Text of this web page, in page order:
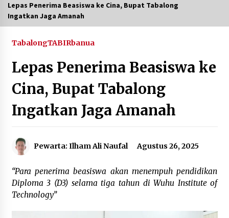
HUT ke-51, Indocement Perkuat Inovasi dan
Keberlanjutan Masa Depan Lebih Hijau
Agustus 6, 2026
Hari Kedua Kaji Tiru di DIY, Bupati Barito Utara
Pimpin Kunker ke Pemkab Gunung Kidul
Agustus 5, 2026
Eksekusi Putusan PN, Kejari Kotabaru Setor
PNBP 400 Juta dari Kasus Tambang Ilegal
Sekda Tapin Komitmen Tingkatkan Layanan
Kesehatan
Agustus 4, 2026
Lepas Penerima Beasiswa ke Cina, Bupat Tabalong
Ingatkan Jaga Amanah
TabalongTABIRbanua
Lepas Penerima Beasiswa ke
Cina, Bupat Tabalong
Ingatkan Jaga Amanah
Pewarta: Ilham Ali Naufal Agustus 26, 2025
“Para penerima beasiswa akan menempuh pendidikan
Diploma 3 (D3) selama tiga tahun di Wuhu Institute of
Technology”